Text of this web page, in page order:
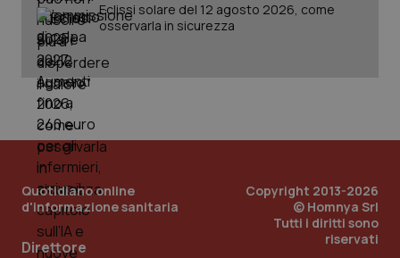
Ulcera & Reflusso
Vaccini
Eclissi solare del 12 agosto 2026, come
osservarla in sicurezza
Quotidiano online
d'informazione sanitaria
Direttore
Copyright 2013-2026
© Homnya Srl
Tutti i diritti sono
riservati
tracking-sites-ironfish-
session-id
www.quotidianosanita.it
2